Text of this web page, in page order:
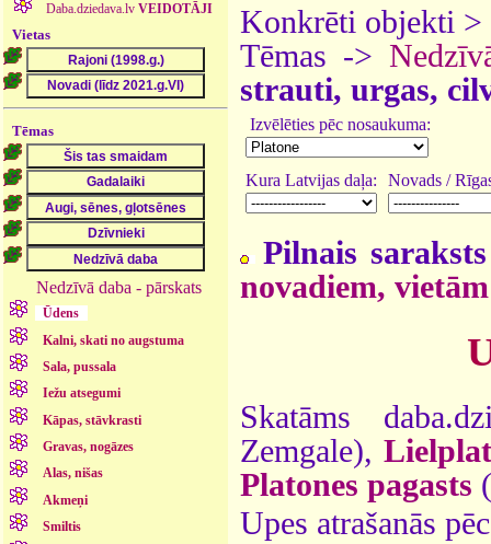
Daba.dziedava.lv VEIDOTĀJI
Vietas
Tēmas
Nedzīvā daba - pārskats
Ūdens
Kalni, skati no augstuma
Sala, pussala
Iežu atsegumi
Kāpas, stāvkrasti
Gravas, nogāzes
Alas, nišas
Akmeņi
Smiltis
Konkrēti objekti >
Tēmas ->
strauti, urgas,
Izvēlēties pēc nosaukuma:
Kura Latvijas daļa: Novads /
Pilnais
novadiem, vietām
Skatāms
Zemgale),
Platones pagasts (
Upes atrašanās